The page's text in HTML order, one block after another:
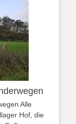
Alle
Hof, die